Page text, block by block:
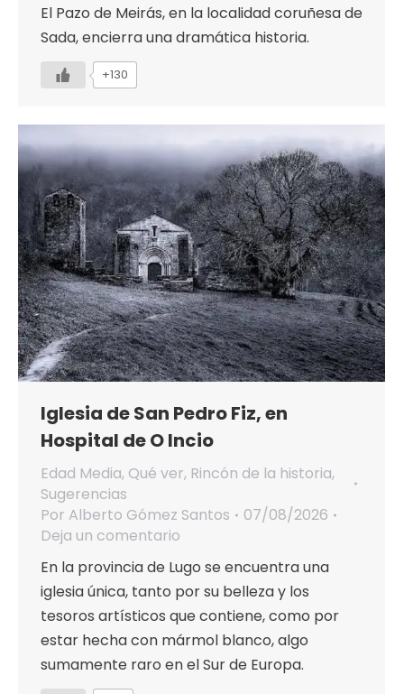
El Pazo de Meirás, en la localidad coruñesa de
Sada, encierra una dramática historia.
+130
Iglesia de San Pedro Fiz, en
Hospital de O Incio
Edad Media, Qué ver, Rincón de la historia,
Sugerencias
Por Alberto Gómez Santos
07/08/2026
Deja un comentario
En la provincia de Lugo se encuentra una
iglesia única, tanto por su belleza y los
tesoros artísticos que contiene, como por
estar hecha con mármol blanco, algo
sumamente raro en el Sur de Europa.